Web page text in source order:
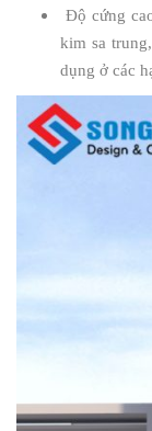
Độ cứng
kim sa
dụng ở các